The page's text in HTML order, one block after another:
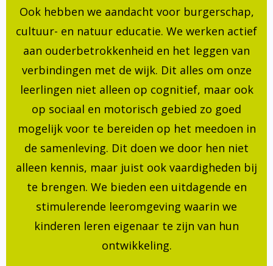
Ook hebben we aandacht voor burgerschap,
cultuur- en natuur educatie. We werken actief
aan ouderbetrokkenheid en het leggen van
verbindingen met de wijk. Dit alles om onze
leerlingen niet alleen op cognitief, maar ook
op sociaal en motorisch gebied zo goed
mogelijk voor te bereiden op het meedoen in
de samenleving. Dit doen we door hen niet
alleen kennis, maar juist ook vaardigheden bij
te brengen. We bieden een uitdagende en
stimulerende leeromgeving waarin we
kinderen leren eigenaar te zijn van hun
ontwikkeling.